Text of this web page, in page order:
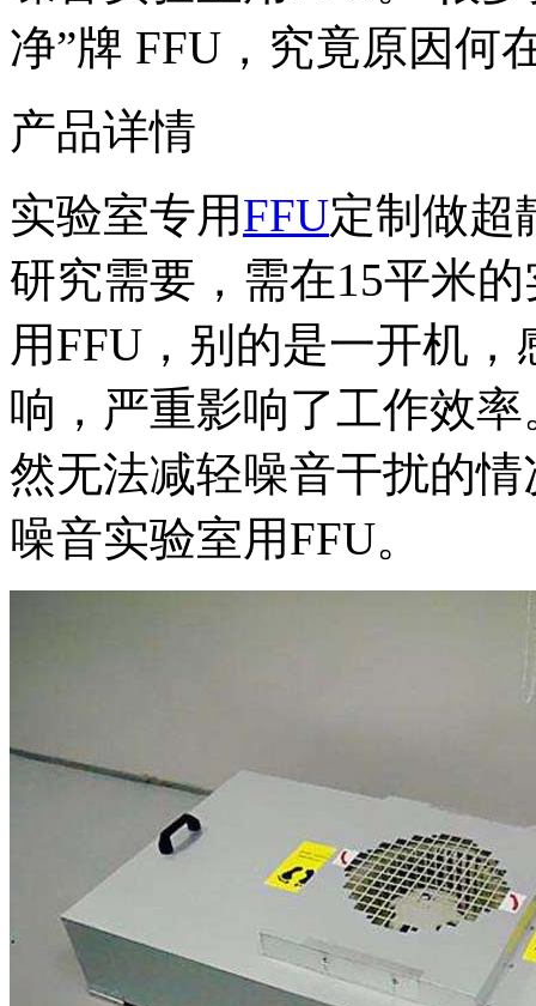
净”牌 FFU，究竟原因何
产品详情
实验室专用FFU定制做超
研究需要，需在15平米
用FFU，别的是一开机
响，严重影响了工作效
然无法减轻噪音干扰的
噪音实验室用FFU。